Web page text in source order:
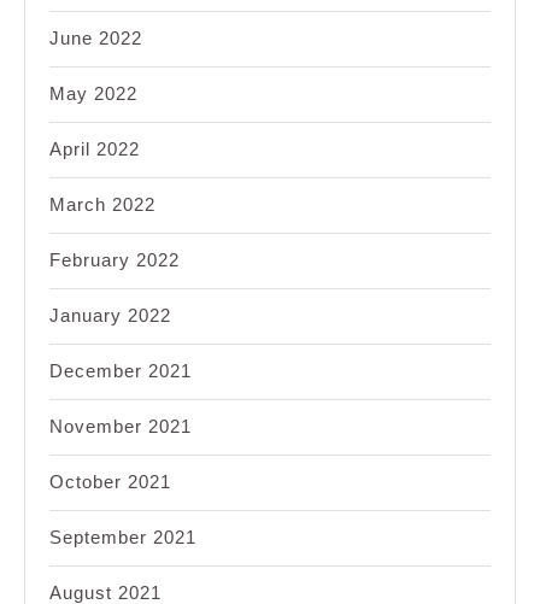
June 2022
May 2022
April 2022
March 2022
February 2022
January 2022
December 2021
November 2021
October 2021
September 2021
August 2021